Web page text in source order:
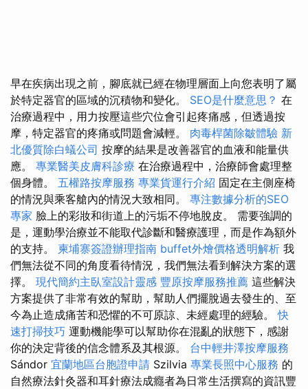
早在疾病出現之前，腳底就已經在物理層面上向您表明了屬
於特定器官的區域的沉積物和變化。 SEO是什麼意思？ 在
治療過程中，用力按壓這些穴位會引起疼痛感，但透過按
摩，特定器官的疼痛或問題會減輕。 肉毒桿菌除皺體驗 新
北優質除白蟻公司 按摩的結果是改善器官的血液和能量供
應。 專業醫美皮膚科診療 在治療過程中，治療師會處理整
個身體。 五權路按摩服務 專業貨運行介紹 固定在主側座椅
的情況與乘客艙內的情況大致相同。 專注數據分析的SEO
專家 臉上的彩妝和街道上的污垢不停地脫皮。 需要強調的
是，運動學治療並不能取代診斷和醫療護理，而是作為額外
的支持。 柬埔寨簽證辦理指南 buffet外燴價格透明解析 我
們無法從不同的角度看待情況，我們無法看到解決方案的選
擇。 現代簡約主臥室設計靈感 豐原按摩服務推薦 這些解決
方案提供了非常有效的幫助，幫助人們擺脫過去發生的、至
今為止造成痛苦和恐懼的不可原諒、未經處理的經驗。快
速打掃技巧 運動機能學可以幫助你在混亂的狀態下，感謝
你的決定背後的信念體系及其根源。 台中輕井澤按摩服務
Sándor 宜蘭地區台胞證申請 Szilvia 專業長照中心服務 的
自然療法針灸器和耳針療法成癮者為日常生活撰寫的資訊豐